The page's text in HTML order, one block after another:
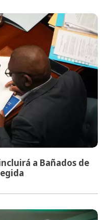
a Bañados de